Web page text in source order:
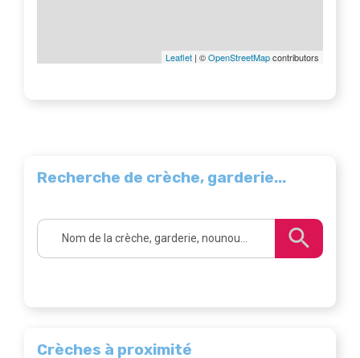
Leaflet | ©OpenStreetMapcontributors
Recherche de crèche, garderie...
Crèches à proximité